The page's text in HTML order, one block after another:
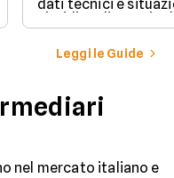
dati tecnici e
giuridica di un
iscritto al Pubblico
Automobilistico.
Leggi le Guide
nel mercato italiano e